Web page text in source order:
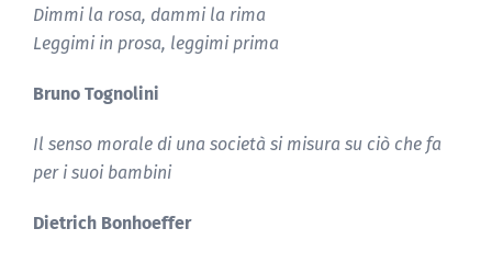
Dimmi la rosa, dammi la rima
Leggimi in prosa, leggimi prima
Bruno Tognolini
Il senso morale di una società si misura su ciò che fa
per i suoi bambini
Dietrich Bonhoeffer